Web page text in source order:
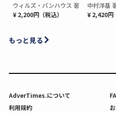
ウィルズ・パンハウス 著
¥ 2,200円（税込）
中村洋基
¥ 2,420円
もっと見る
AdverTimes.について
利用規約